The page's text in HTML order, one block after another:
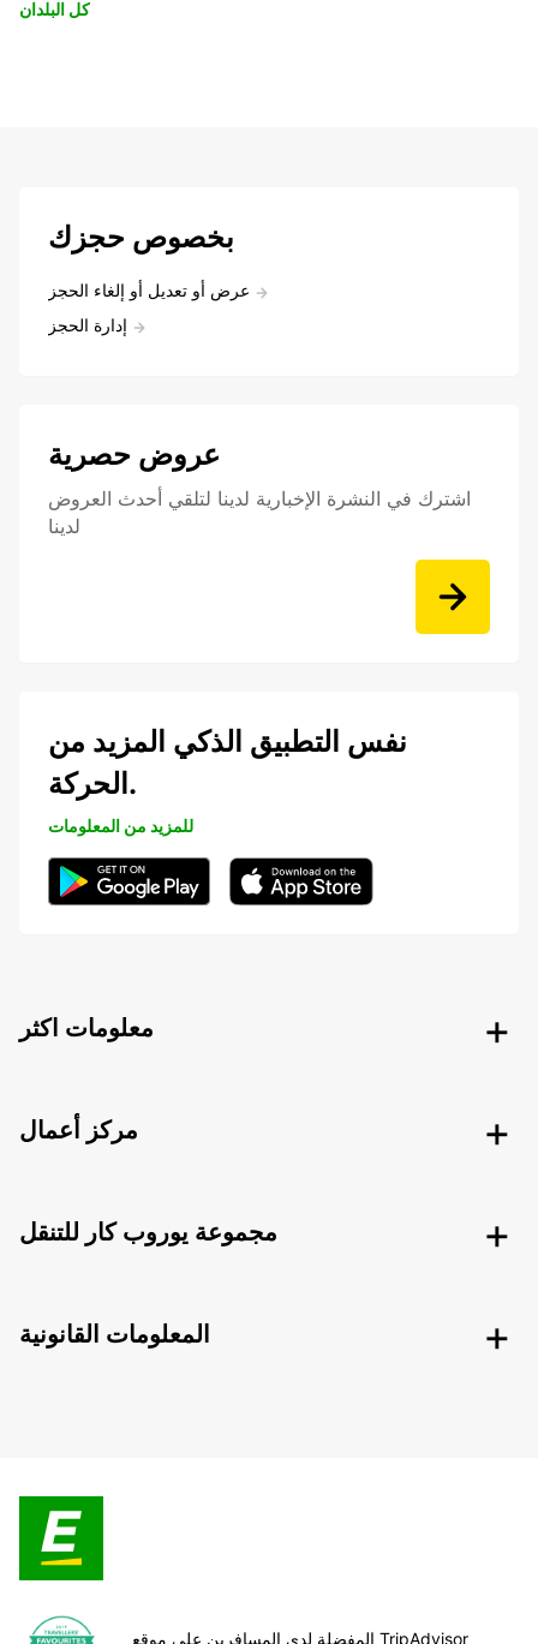
كل البلدان
بخصوص حجزك
عرض أو تعديل أو إلغاء الحجز
إدارة الحجز
عروض حصرية
اشترك في النشرة الإخبارية لدينا لتلقي أحدث العروض
لدينا
نفس التطبيق الذكي المزيد من
الحركة.
للمزيد من المعلومات
معلومات اكثر
مركز أعمال
مجموعة يوروب كار للتنقل
المعلومات القانونية
المفضلة لدى المسافرين على موقع TripAdvisor